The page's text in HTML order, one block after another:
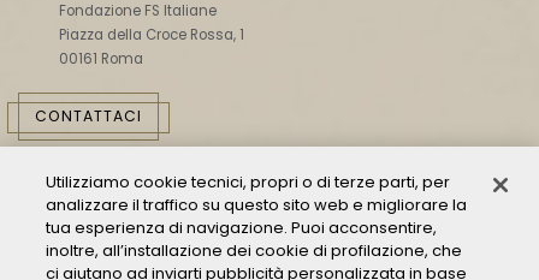
Fondazione FS Italiane
Piazza della Croce Rossa, 1
00161 Roma
CONTATTACI
Utilizziamo cookie tecnici, propri o di terze parti, per
analizzare il traffico su questo sito web e migliorare la
tua esperienza di navigazione. Puoi acconsentire,
inoltre, all’installazione dei cookie di profilazione, che
ci aiutano ad inviarti pubblicità personalizzata in base